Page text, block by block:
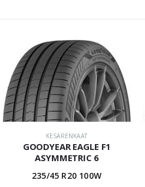
KESÄRENKAAT
GOODYEAR EAGLE F1
ASYMMETRIC 6
235/45 R20 100W